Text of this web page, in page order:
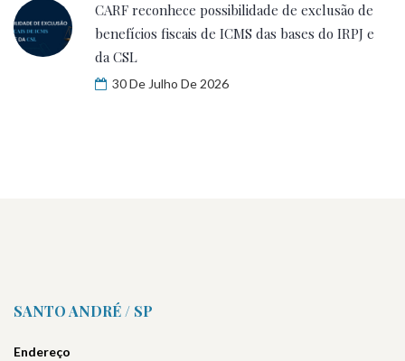
CARF reconhece possibilidade de exclusão de
benefícios fiscais de ICMS das bases do IRPJ e
da CSL
30 De Julho De 2026
SANTO ANDRÉ / SP
Endereço